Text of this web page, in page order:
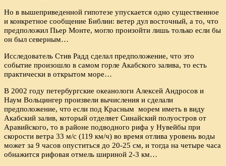
Но в вышеприведенной гипотезе упускается одно существенное
и конкретное сообщение Библии: ветер дул восточный, а то, что
предположил Пьер Монте, могло произойти лишь только если бы
он был северным…
Исследователь Стив Радд сделал предположение, что это
событие произошло в самом горле Акабского залива, то есть
практически в открытом море…
В 2002 году петербургские океанологи Алексей Андросов и
Наум Вольцингер произвели вычисления и сделали
предположение, что если под Красным морем иметь в виду
Акабский залив, который отделяет Синайский полуостров от
Аравийского, то в районе подводного рифа у Нувейбы при
скорости ветра 33 м/с (119 км/ч) во время отлива уровень воды
может за 9 часов опуститься до 20-25 см, и тогда на четыре часа
обнажится рифовая отмель шириной 2-3 км…